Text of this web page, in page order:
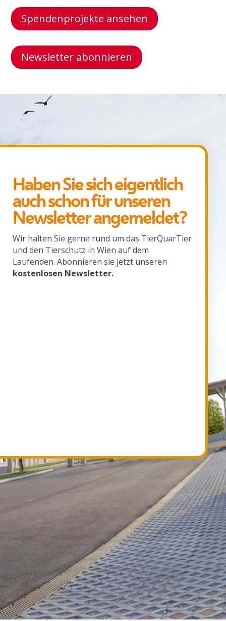
Spendenprojekte ansehen
Newsletter abonnieren
Haben Sie sich eigentlich
auch schon für unseren
Newsletter angemeldet?
Wir halten Sie gerne rund um das TierQuarTier
und den Tierschutz in Wien auf dem
Laufenden. Abonnieren sie jetzt unseren
kostenlosen Newsletter.